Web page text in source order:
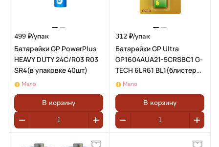
499 ₽/упак
Батарейки GP PowerPlus
HEAVY DUTY 24C/R03 R03
SR4(в упаковке 40шт)
Мало
В корзину
312 ₽/упак
Батарейки GP Ultra
GP1604AUA21-5CRSBC1 G-
TECH 6LR61 BL1(блистер
1шт)Мало
В корзину